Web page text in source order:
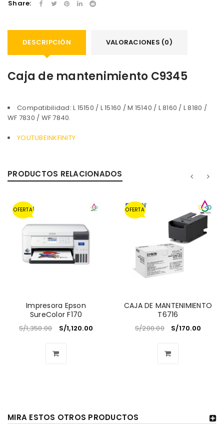
*
Recuérdame
ACCESO
LA CONTRASEÑA?
Share:
DESCRIPCIÓN VALORACIONES (0)
Caja de mantenimiento C9345
Compatibilidad: L 15150 / L 15160 / M 15140 / L 8160 / L 8180 /
WF 7830 / WF 7840.
YOUTUBEINKFINITY
PRODUCTOS RELACIONADOS
OFERTA
Impresora Epson
SureColor F170
S/1,350.00 S/1,120.00
OFERTA
CAJA DE MANTENIMIENTO
T6716
S/200.00 S/170.00
MIRA ESTOS OTROS PRODUCTOS